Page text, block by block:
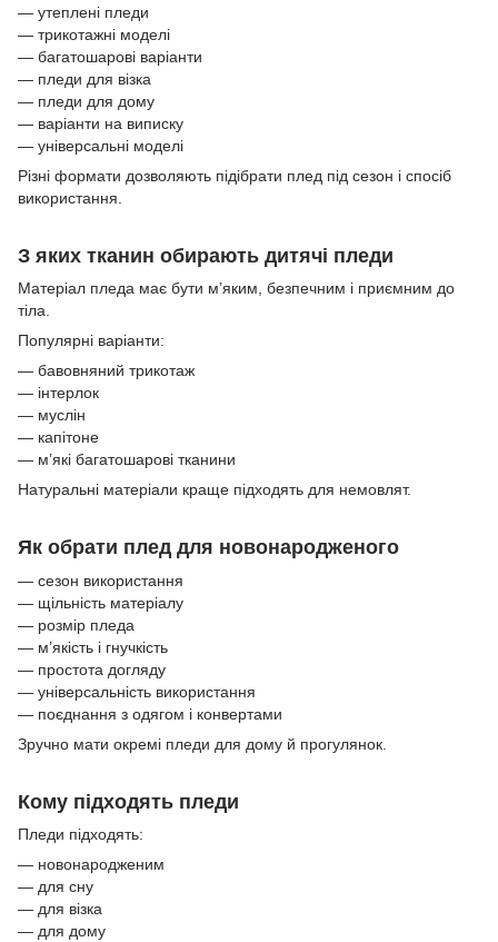
— утеплені пледи
— трикотажні моделі
— багатошарові варіанти
— пледи для візка
— пледи для дому
— варіанти на виписку
— універсальні моделі
Різні формати дозволяють підібрати плед під сезон і спосіб
використання.
З яких тканин обирають дитячі пледи
Матеріал пледа має бути м’яким, безпечним і приємним до
тіла.
Популярні варіанти:
— бавовняний трикотаж
— інтерлок
— муслін
— капітоне
— м’які багатошарові тканини
Натуральні матеріали краще підходять для немовлят.
Як обрати плед для новонародженого
— сезон використання
— щільність матеріалу
— розмір пледа
— м’якість і гнучкість
— простота догляду
— універсальність використання
— поєднання з одягом і конвертами
Зручно мати окремі пледи для дому й прогулянок.
Кому підходять пледи
Пледи підходять:
— новонародженим
— для сну
— для візка
— для дому